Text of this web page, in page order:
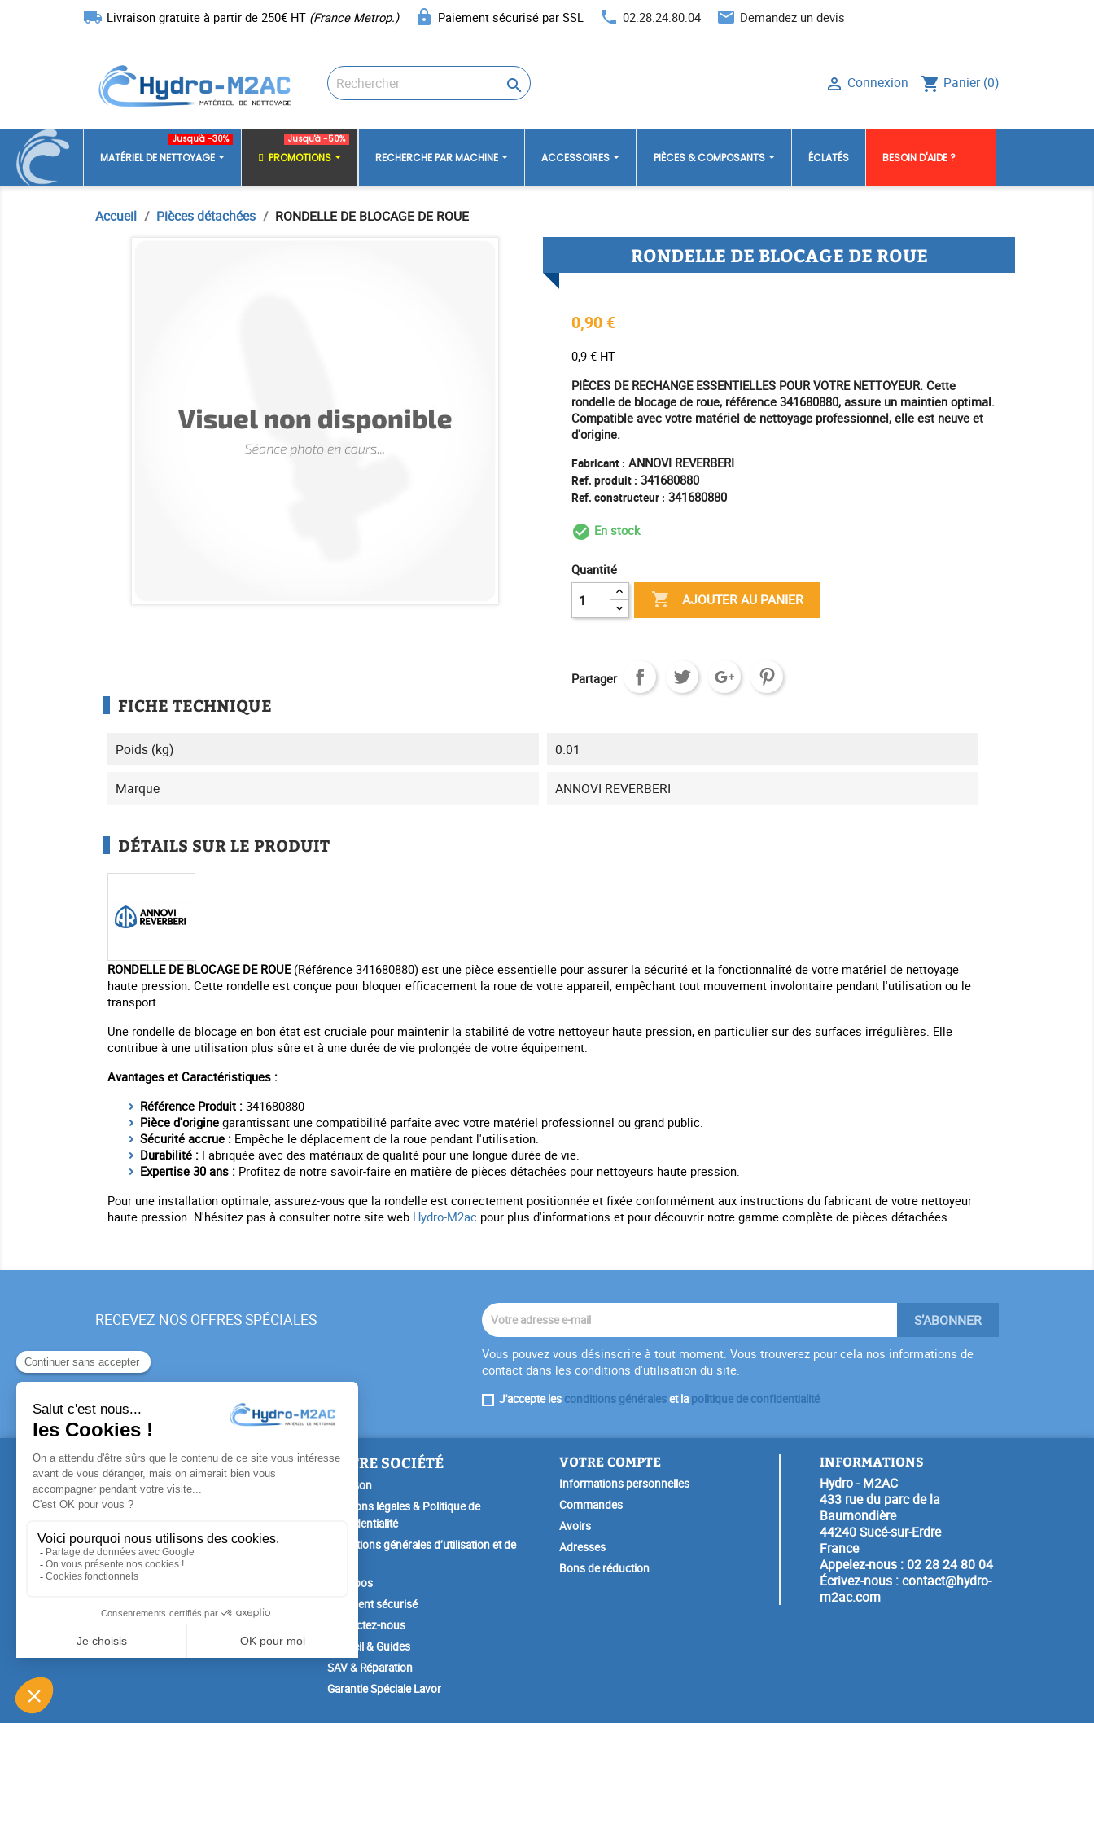
local_shipping Livraison gratuite à partir de 250€ HT (France Metrop.) lock Paiement sécurisé par SSL phone 02.28.24.80.04 email Demandez un devis
 shopping_cart Panier (0)
 Connexion
MATÉRIEL DE NETTOYAGE
Jusqu'à -30%
PROMOTIONS
Jusqu'à -50%
RECHERCHE PAR MACHINE ACCESSOIRES PIÈCES & COMPOSANTS ÉCLATÉS BESOIN D'AIDE ?
Accueil Pièces détachées RONDELLE DE BLOCAGE DE ROUE
RONDELLE DE BLOCAGE DE ROUE
0,90 €
0,9 € HT
PIÈCES DE RECHANGE ESSENTIELLES POUR VOTRE NETTOYEUR. Cette
rondelle de blocage de roue, référence 341680880, assure un maintien optimal.
Compatible avec votre matériel de nettoyage professionnel, elle est neuve et
d'origine.
Fabricant : ANNOVI REVERBERI
Ref. produit : 341680880
Ref. constructeur : 341680880
check_circle_outline
En stock
Quantité
 AJOUTER AU PANIER
Partager
FICHE TECHNIQUE
Poids (kg) 0.01
Marque ANNOVI REVERBERI
DÉTAILS SUR LE PRODUIT
RONDELLE DE BLOCAGE DE ROUE(Référence 341680880) est une pièce essentielle pour assurer la sécurité et la fonctionnalité de votre matériel de nettoyage
haute pression. Cette rondelle est conçue pour bloquer efficacement la roue de votre appareil, empêchant tout mouvement involontaire pendant l'utilisation ou le
transport.
Une rondelle de blocage en bon état est cruciale pour maintenir la stabilité de votre nettoyeur haute pression, en particulier sur des surfaces irrégulières. Elle
contribue à une utilisation plus sûre et à une durée de vie prolongée de votre équipement.
Avantages et Caractéristiques :
Référence Produit : 341680880
Pièce d'origine garantissant une compatibilité parfaite avec votre matériel professionnel ou grand public.
Sécurité accrue : Empêche le déplacement de la roue pendant l'utilisation.
Durabilité : Fabriquée avec des matériaux de qualité pour une longue durée de vie.
Expertise 30 ans : Profitez de notre savoir-faire en matière de pièces détachées pour nettoyeurs haute pression.
Pour une installation optimale, assurez-vous que la rondelle est correctement positionnée et fixée conformément aux instructions du fabricant de votre nettoyeur
haute pression. N'hésitez pas à consulter notre site web Hydro-M2ac pour plus d'informations et pour découvrir notre gamme complète de pièces détachées.
RECEVEZ NOS OFFRES SPÉCIALES
Vous pouvez vous désinscrire à tout moment. Vous trouverez pour cela nos informations de
contact dans les conditions d'utilisation du site.
J'accepte les conditions généraleset lapolitique de confidentialité
PRODUITS
Promotions
Nouveaux produits
NOTRE SOCIÉTÉ
Livraison
Mentions légales & Politique de
Confidentialité
Conditions générales d’utilisation et de
A propos
Paiement sécurisé
Contactez-nous
Conseil & Guides
SAV & Réparation
Garantie Spéciale Lavor
VOTRE COMPTE
Informations personnelles
Commandes
Avoirs
Adresses
Bons de réduction
INFORMATIONS
Hydro - M2AC
433 rue du parc de la
Baumondière
44240 Sucé-sur-Erdre
France
Appelez-nous : 02 28 24 80 04
Écrivez-nous :contact@hydro-
m2ac.com